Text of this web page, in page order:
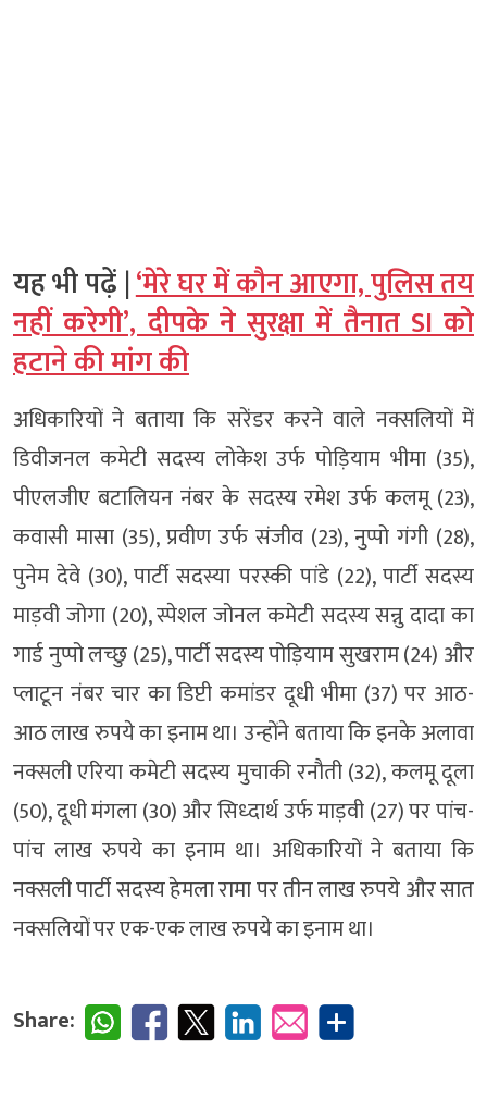
यह भी पढ़ें |‘मेरे घर में कौन आएगा, पुलिस तय
नहीं करेगी’, दीपके ने सुरक्षा में तैनात SI को
हटाने की मांग की
अधिकारियों ने बताया कि सरेंडर करने वाले नक्सलियों में
डिवीजनल कमेटी सदस्य लोकेश उर्फ पोड़ियाम भीमा (35),
पीएलजीए बटालियन नंबर के सदस्य रमेश उर्फ कलमू (23),
कवासी मासा (35), प्रवीण उर्फ संजीव (23), नुप्पो गंगी (28),
पुनेम देवे (30), पार्टी सदस्या परस्की पांडे (22), पार्टी सदस्य
माड़वी जोगा (20), स्पेशल जोनल कमेटी सदस्य सन्नु दादा का
गार्ड नुप्पो लच्छु (25), पार्टी सदस्य पोड़ियाम सुखराम (24) और
प्लाटून नंबर चार का डिप्टी कमांडर दूधी भीमा (37) पर आठ-
आठ लाख रुपये का इनाम था। उन्होंने बताया कि इनके अलावा
नक्सली एरिया कमेटी सदस्य मुचाकी रनौती (32), कलमू दूला
(50), दूधी मंगला (30) और सिध्दार्थ उर्फ माड़वी (27) पर पांच-
पांच लाख रुपये का इनाम था। अधिकारियों ने बताया कि
नक्सली पार्टी सदस्य हेमला रामा पर तीन लाख रुपये और सात
नक्सलियों पर एक-एक लाख रुपये का इनाम था।
Share: